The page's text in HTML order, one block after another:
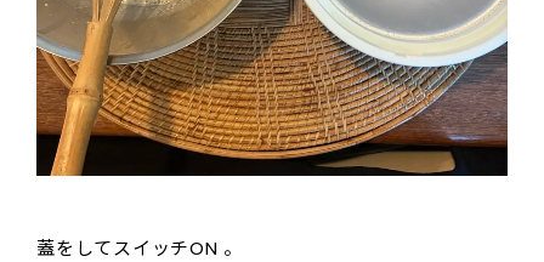
蓋をしてスイッチON 。